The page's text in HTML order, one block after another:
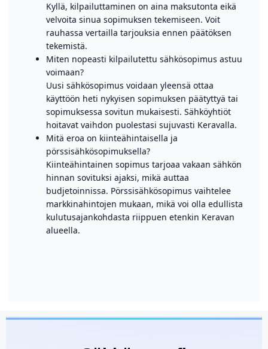
Kyllä, kilpailuttaminen on aina maksutonta eikä
velvoita sinua sopimuksen tekemiseen. Voit
rauhassa vertailla tarjouksia ennen päätöksen
tekemistä.
Miten nopeasti kilpailutettu sähkösopimus astuu
voimaan?
Uusi sähkösopimus voidaan yleensä ottaa
käyttöön heti nykyisen sopimuksen päätyttyä tai
sopimuksessa sovitun mukaisesti. Sähköyhtiöt
hoitavat vaihdon puolestasi sujuvasti Keravalla.
Mitä eroa on kiinteähintaisella ja
pörssisähkösopimuksella?
Kiinteähintainen sopimus tarjoaa vakaan sähkön
hinnan sovituksi ajaksi, mikä auttaa
budjetoinnissa. Pörssisähkösopimus vaihtelee
markkinahintojen mukaan, mikä voi olla edullista
kulutusajankohdasta riippuen etenkin Keravan
alueella.